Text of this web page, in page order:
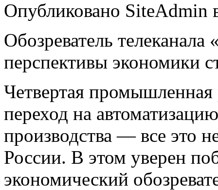
Опубликовано SiteAdmin
Обозреватель
перспективы экономики
Четвертая
переход на
производства — все это
России. В этом уверен
экономический